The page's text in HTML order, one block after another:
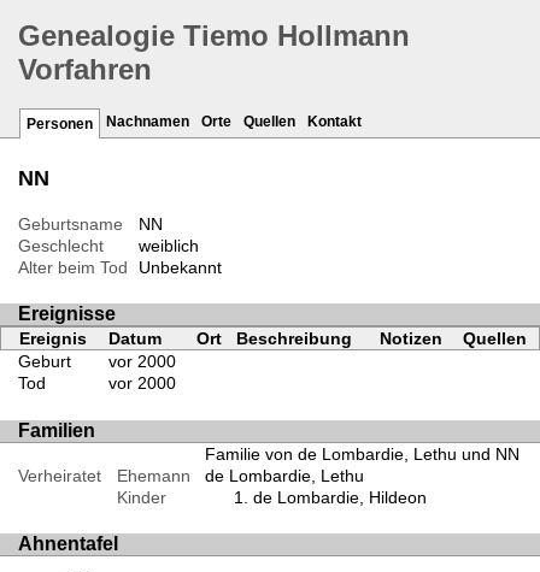
Genealogie Tiemo Hollmann
Vorfahren
Personen Nachnamen Orte Quellen Kontakt
NN
Geburtsname
NN
Geschlecht
weiblich
Alter beim Tod
Unbekannt
Ereignisse
Ereignis Datum Ort Beschreibung Notizen
Quellen
Geburt
vor 2000
Tod
vor 2000
Familien
Familie von de Lombardie, Lethu und NN
Verheiratet
Ehemann
de Lombardie, Lethu
Kinder
de Lombardie, Hildeon
Ahnentafel